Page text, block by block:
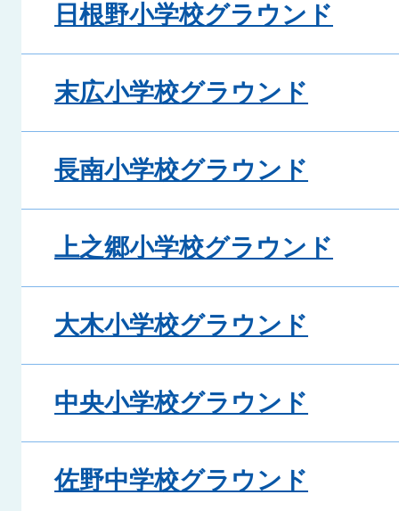
日根野小学校グラウンド
末広小学校グラウンド
長南小学校グラウンド
上之郷小学校グラウンド
大木小学校グラウンド
中央小学校グラウンド
佐野中学校グラウンド